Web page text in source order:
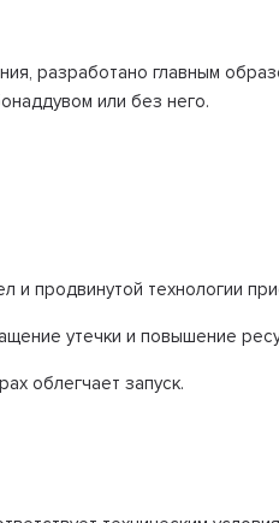
разработано главным
или без него.
и продвинутой технологии
утечки и повышение
облегчает запуск.